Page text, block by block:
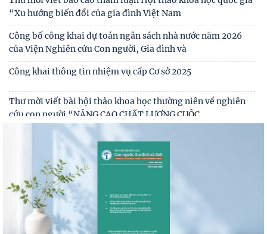
“Xu hướng biến đổi của gia đình Việt Nam
Công bố công khai dự toán ngân sách nhà nước năm 2026
của Viện Nghiên cứu Con người, Gia đình và
Công khai thông tin nhiệm vụ cấp Cơ sở 2025
Thư mời viết bài hội thảo khoa học thường niên về nghiên
cứu con người “NÂNG CAO CHẤT LƯỢNG CUỘC
Thông báo triệu tập thí sinh đủ điều kiện, tiêu chuẩn, tham
gia sát hạch trình độ hiểu biết chung
Thông báo kết quả kiểm tra điều kiện, tiêu chuẩn, văn
bằng, chứng chỉ đối với thí sinh đăng ký dự
Thông báo 2773/TB-KHXH về Kết quả kiểm tra điều kiện,
tiêu chuẩn, văn bằng, chứng chỉ đối với thí